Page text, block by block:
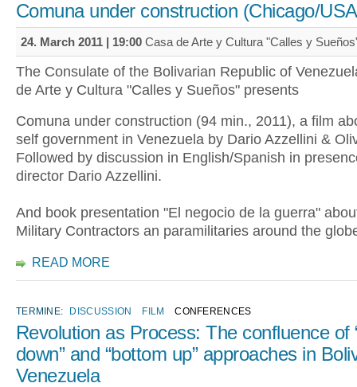
Comuna under construction (Chicago/
24. March 2011 | 19:00 Casa de Arte y Cultura "Calles y
The Consulate of the Bolivarian Republic of
de Arte y Cultura "Calles y Sueños" presents
Comuna under construction (94 min., 2011), a film
self government in Venezuela by Dario Azzellini &
Followed by discussion in English/Spanish in
director Dario Azzellini.
And book presentation "El negocio de la guerra"
Military Contractors an paramilitaries around the
READ MORE
TERMINE: DISCUSSION FILM CONFERENCES
Revolution as Process: The confluence of
down” and “bottom up” approaches in
Venezuela